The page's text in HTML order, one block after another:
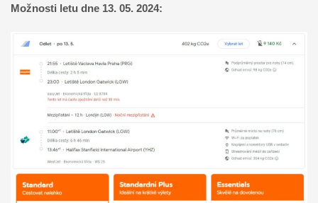
Možnosti letu dne 13. 05. 2024: